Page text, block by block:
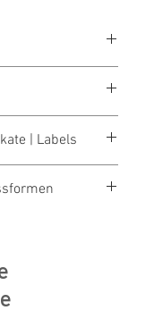
Temp.)
Temp.)
| Labels
Europe